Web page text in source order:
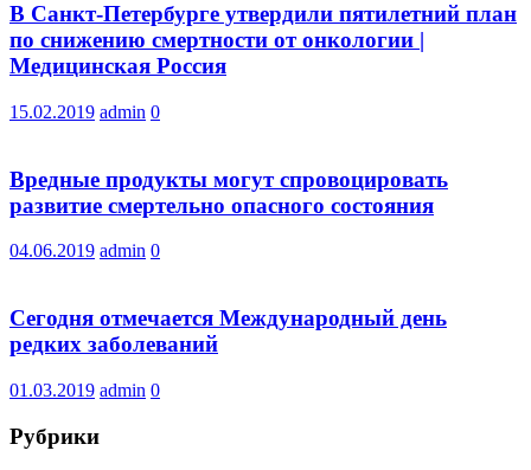
В Санкт-Петербурге утвердили пятилетний план
по снижению смертности от онкологии |
Медицинская Россия
15.02.2019 admin 0
Вредные продукты могут спровоцировать
развитие смертельно опасного состояния
04.06.2019 admin 0
Сегодня отмечается Международный день
редких заболеваний
01.03.2019 admin 0
Рубрики